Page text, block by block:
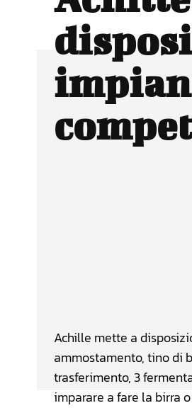
Achille mette a
ammostamento, tino di
trasferimento, 3
imparare a fare la birra